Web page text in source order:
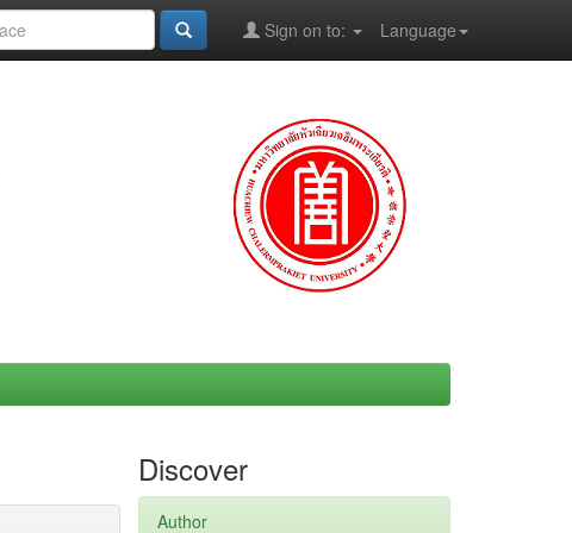
Language
Sign on to:
Discover
Author